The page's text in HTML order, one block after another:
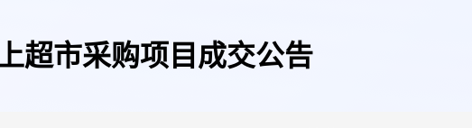
超市采购项目成交公告